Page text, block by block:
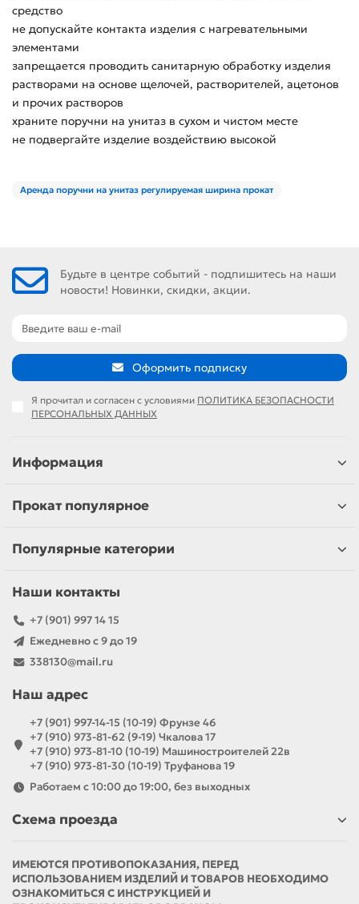
средство
не допускайте контакта изделия с нагревательными
элементами
запрещается проводить санитарную обработку изделия
растворами на основе щелочей, растворителей, ацетонов
и прочих растворов
храните поручни на унитаз в сухом и чистом месте
не подвергайте изделие воздействию высокой
Аренда поручни на унитаз регулируемая ширина прокат
Будьте в центре событий - подпишитесь на наши
новости! Новинки, скидки, акции.
Оформить подписку
Я прочитал и согласен с условиями ПОЛИТИКА БЕЗОПАСНОСТИ
ПЕРСОНАЛЬНЫХ ДАННЫХ
Информация
Прокат популярное
Популярные категории
Наши контакты
+7 (901) 997 14 15
Ежедневно с 9 до 19
338130@mail.ru
Наш адрес
+7 (901) 997-14-15 (10-19) Фрунзе 46
+7 (910) 973-81-62 (9-19) Чкалова 17
+7 (910) 973-81-10 (10-19) Машиностроителей 22в
+7 (910) 973-81-30 (10-19) Труфанова 19
Работаем с 10:00 до 19:00, без выходных
Схема проезда
ИМЕЮТСЯ ПРОТИВОПОКАЗАНИЯ, ПЕРЕД
ИСПОЛЬЗОВАНИЕМ ИЗДЕЛИЙ И ТОВАРОВ НЕОБХОДИМО
ОЗНАКОМИТЬСЯ С ИНСТРУКЦИЕЙ И